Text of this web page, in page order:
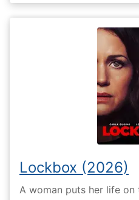
Lockbox (2026)
A woman puts her life